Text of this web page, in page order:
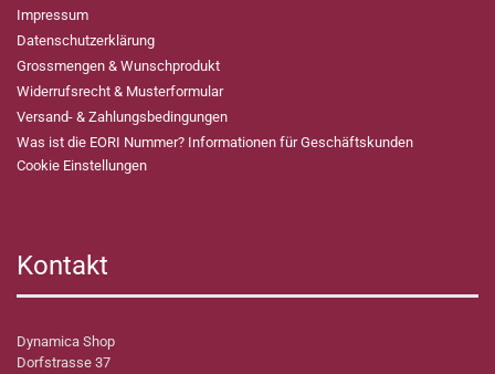
Impressum
Datenschutzerklärung
Grossmengen & Wunschprodukt
Widerrufsrecht & Musterformular
Versand- & Zahlungsbedingungen
Was ist die EORI Nummer? Informationen für Geschäftskunden
Cookie Einstellungen
Kontakt
Dynamica Shop
Dorfstrasse 37